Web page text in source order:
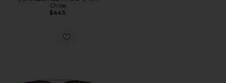
Chloe
$445
Favorite СОЛНЦЕЗАЩИТНЫЕ ОЧКИ IVY